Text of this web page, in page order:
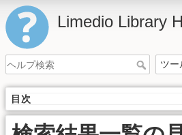
Limedio Library
目次